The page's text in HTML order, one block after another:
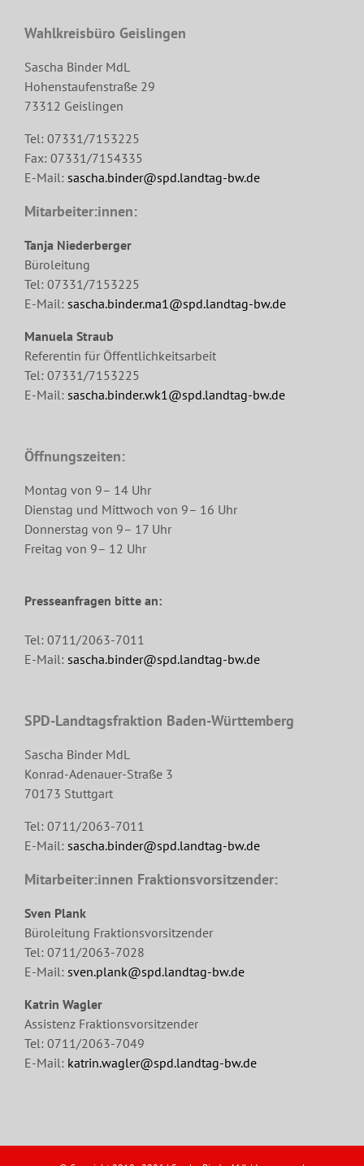
Wahlkreisbüro Geislingen
Sascha Binder MdL
Hohenstaufenstraße 29
73312 Geislingen
Tel: 07331/7153225
Fax: 07331/7154335
E-Mail: sascha.binder@spd.landtag-bw.de
Mitarbeiter:innen:
Tanja Niederberger
Büroleitung
Tel: 07331/7153225
E-Mail: sascha.binder.ma1@spd.landtag-bw.de
Manuela Straub
Referentin für Öffentlichkeitsarbeit
Tel: 07331/7153225
E-Mail: sascha.binder.wk1@spd.landtag-bw.de
Öffnungszeiten:
Montag von 9– 14 Uhr
Dienstag und Mittwoch von 9– 16 Uhr
Donnerstag von 9– 17 Uhr
Freitag von 9– 12 Uhr
Presseanfragen bitte an:
Tel: 0711/2063-7011
E-Mail: sascha.binder@spd.landtag-bw.de
SPD-Landtagsfraktion Baden-Württemberg
Sascha Binder MdL
Konrad-Adenauer-Straße 3
70173 Stuttgart
Tel: 0711/2063-7011
E-Mail: sascha.binder@spd.landtag-bw.de
Mitarbeiter:innen Fraktionsvorsitzender:
Sven Plank
Büroleitung Fraktionsvorsitzender
Tel: 0711/2063-7028
E-Mail: sven.plank@spd.landtag-bw.de
Katrin Wagler
Assistenz Fraktionsvorsitzender
Tel: 0711/2063-7049
E-Mail: katrin.wagler@spd.landtag-bw.de